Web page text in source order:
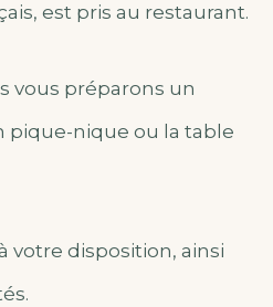
est pris au restaurant.
vous préparons un
pique-nique ou la table
votre disposition, ainsi